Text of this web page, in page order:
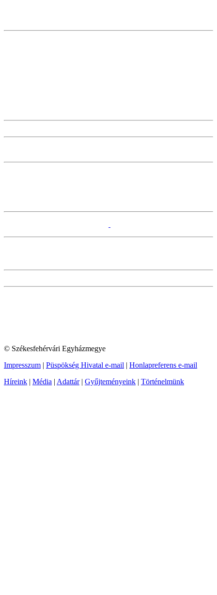
© Székesfehérvári Egyházmegye
Impresszum | Püspökség Hivatal e-mail | Honlapreferens e-mail
Híreink | Média | Adattár| Gyűjteményeink | Történelmünk